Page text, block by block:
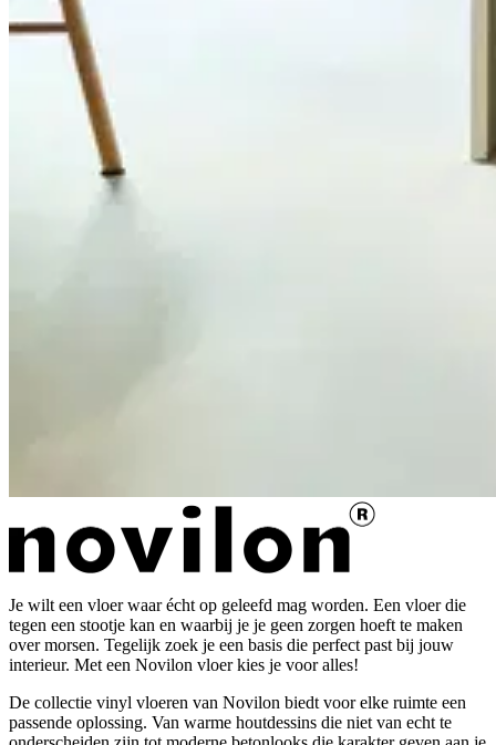
Je wilt een vloer waar écht op geleefd mag worden. Een vloer die
tegen een stootje kan en waarbij je je geen zorgen hoeft te maken
over morsen. Tegelijk zoek je een basis die perfect past bij jouw
interieur. Met een Novilon vloer kies je voor alles!
De collectie vinyl vloeren van Novilon biedt voor elke ruimte een
passende oplossing. Van warme houtdessins die niet van echt te